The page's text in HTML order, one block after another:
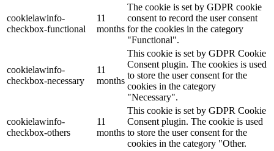
cookielawinfo-
checkbox-functional
11
months
The cookie is set by GDPR cookie
consent to record the user consent
for the cookies in the category
"Functional".
cookielawinfo-
checkbox-necessary
11
months
This cookie is set by GDPR Cookie
Consent plugin. The cookies is used
to store the user consent for the
cookies in the category
"Necessary".
cookielawinfo-
checkbox-others
11
months
This cookie is set by GDPR Cookie
Consent plugin. The cookie is used
to store the user consent for the
cookies in the category "Other.